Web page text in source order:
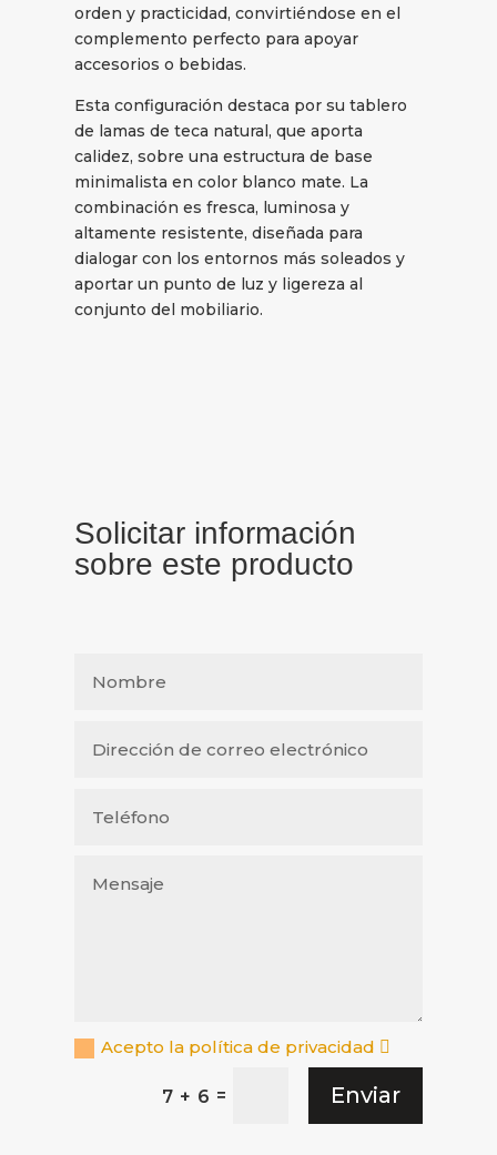
orden y practicidad, convirtiéndose en el
complemento perfecto para apoyar
accesorios o bebidas.
Esta configuración destaca por su tablero
de lamas de teca natural, que aporta
calidez, sobre una estructura de base
minimalista en color blanco mate. La
combinación es fresca, luminosa y
altamente resistente, diseñada para
dialogar con los entornos más soleados y
aportar un punto de luz y ligereza al
conjunto del mobiliario.
Solicitar información
sobre este producto
Acepto la política de privacidad
7 + 6 = Enviar